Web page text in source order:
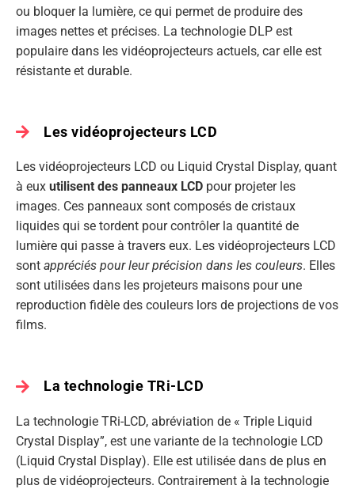
ou bloquer la lumière, ce qui permet de produire des
images nettes et précises. La technologie DLP est
populaire dans les vidéoprojecteurs actuels, car elle est
résistante et durable.
Les vidéoprojecteurs LCD
Les vidéoprojecteurs LCD ou Liquid Crystal Display, quant
à eux utilisent des panneaux LCD pour projeter les
images. Ces panneaux sont composés de cristaux
liquides qui se tordent pour contrôler la quantité de
lumière qui passe à travers eux. Les vidéoprojecteurs LCD
sont appréciés pour leur précision dans les couleurs. Elles
sont utilisées dans les projeteurs maisons pour une
reproduction fidèle des couleurs lors de projections de vos
films.
La technologie TRi-LCD
La technologie TRi-LCD, abréviation de « Triple Liquid
Crystal Display”, est une variante de la technologie LCD
(Liquid Crystal Display). Elle est utilisée dans de plus en
plus de vidéoprojecteurs. Contrairement à la technologie